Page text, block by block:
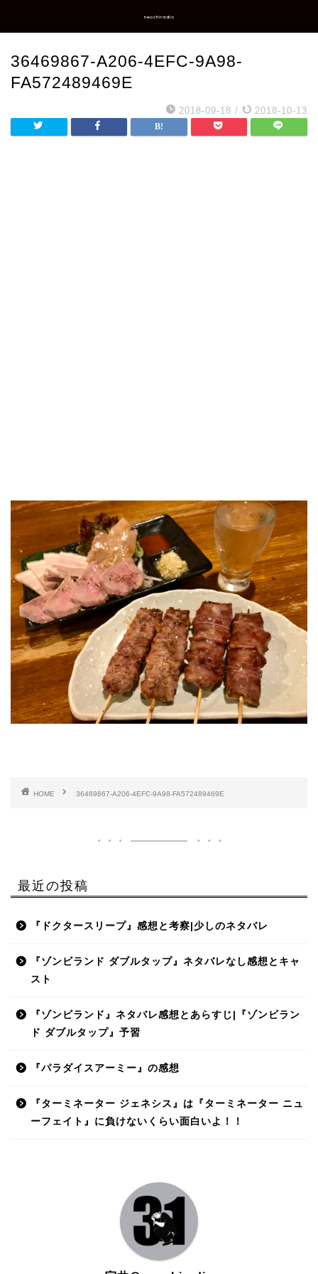
neochiradio
36469867-A206-4EFC-9A98-
FA572489469E
2018-09-18 / 2018-10-13
HOME 36469867-A206-4EFC-9A98-FA572489469E
最近の投稿
『ドクタースリープ』感想と考察|少しのネタバレ
『ゾンビランド ダブルタップ』ネタバレなし感想とキャ
スト
『ゾンビランド』ネタバレ感想とあらすじ|『ゾンビラン
ド ダブルタップ』予習
『パラダイスアーミー』の感想
『ターミネーター ジェネシス』は『ターミネーター ニュ
ーフェイト』に負けないくらい面白いよ！！